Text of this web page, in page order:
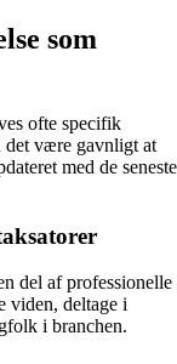
som
ofte specifik
det være gavnligt at
med de seneste
del af professionelle
viden, deltage i
i branchen.